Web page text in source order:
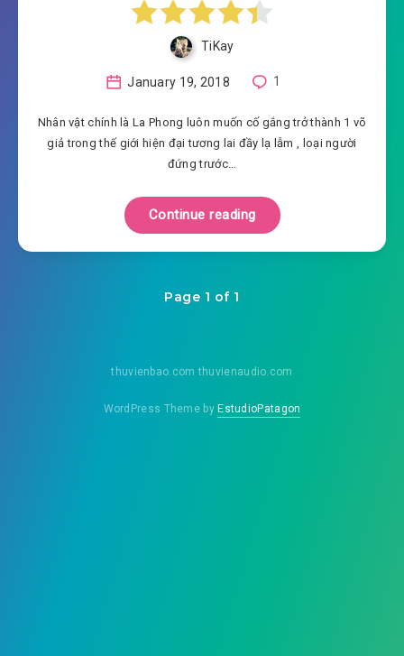
TiKay
January 19, 2018 1
Nhân vật chính là La Phong luôn muốn cố gắng trở thành 1 võ
giả trong thế giới hiện đại tương lai đầy lạ lẫm , loại người
đứng trước…
Continue reading
Page 1 of 1
thuvienbao.com thuvienaudio.com
WordPress Theme byEstudioPatagon